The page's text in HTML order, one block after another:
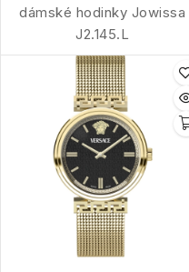
dámské hodinky Jowissa
J2.145.L